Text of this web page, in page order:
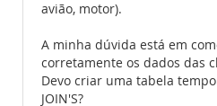
avião, motor).
A minha dúvida está em
corretamente os dados das
Devo criar uma tabela
JOIN'S?